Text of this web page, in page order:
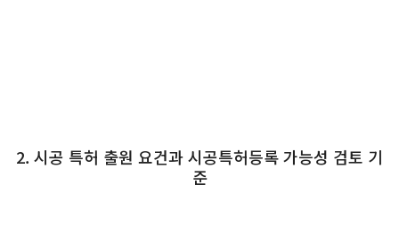
2. 시공 특허 출원 요건과 시공특허등록 가능성 검토 기
준